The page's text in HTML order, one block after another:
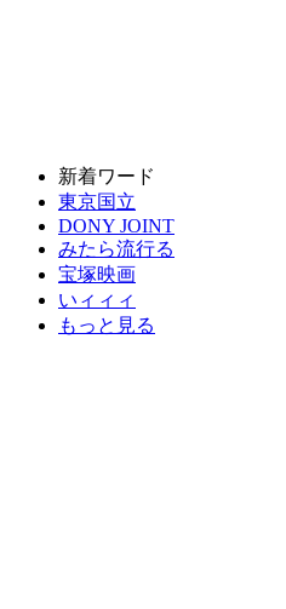
新着ワード
東京国立
DONY JOINT
みたら流行る
宝塚映画
いィィィ
もっと見る